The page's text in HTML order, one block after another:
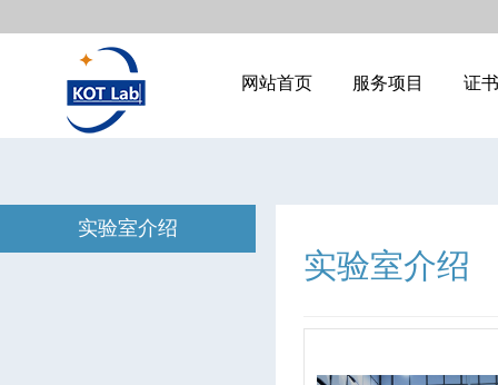
网站首页 服务项目 证
实验室介绍
实验室介绍